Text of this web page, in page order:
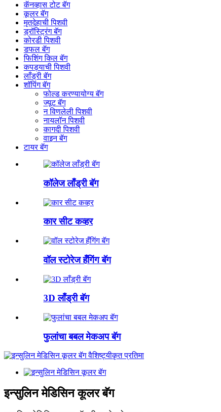
कॅनव्हास टोट बॅग
कूलर बॅग
मृतदेहाची पिशवी
ड्रॉस्ट्रिंग बॅग
कोरडी पिशवी
डफल बॅग
फिशिंग किल बॅग
कपड्याची पिशवी
लाँड्री बॅग
शॉपिंग बॅग
फोल्ड करण्यायोग्य बॅग
ज्यूट बॅग
न विणलेली पिशवी
नायलॉन पिशवी
कागदी पिशवी
वाइन बॅग
टायर बॅग
कॉलेज लाँड्री बॅग
कार सीट कव्हर
वॉल स्टोरेज हँगिंग बॅग
3D लाँड्री बॅग
फुलांचा बबल मेकअप बॅग
इन्सुलिन मेडिसिन कूलर बॅग